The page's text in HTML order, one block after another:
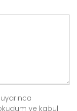
uyarınca
ve kabul